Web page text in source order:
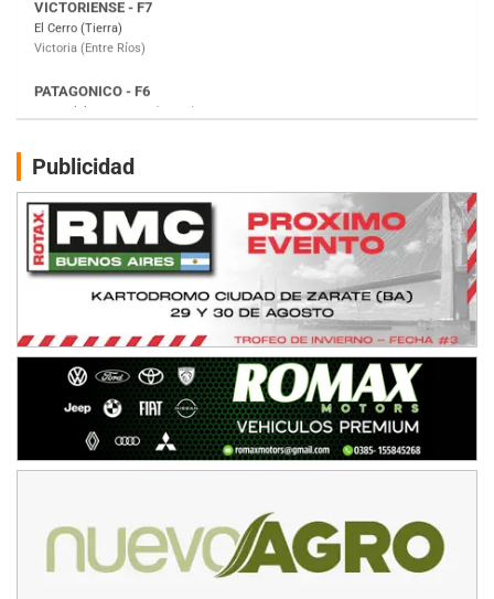
Moto Club Reginense (Tierra)
Gral. E. Godoy (Río Negro)
Juventud Unida (Tierra)
NORESTE SANTAFESINO - F6
Ciudad de Avellaneda (Asfalto)
Avellaneda (Santa Fe)
SUR SANTAFESINO - F4
José Samuel Sánchez (Tierra)
Rufino (Santa Fe)
Juan Navarro (Asfalto)
El Timbó (Tucumán)
COBERTURA ESPECIAL DE E-KART.COM.AR
08/09-AGO
IAME SERIES ARGENTINA 6
Ciudad de Trenque Lauquen (Asfalto)
Publicidad